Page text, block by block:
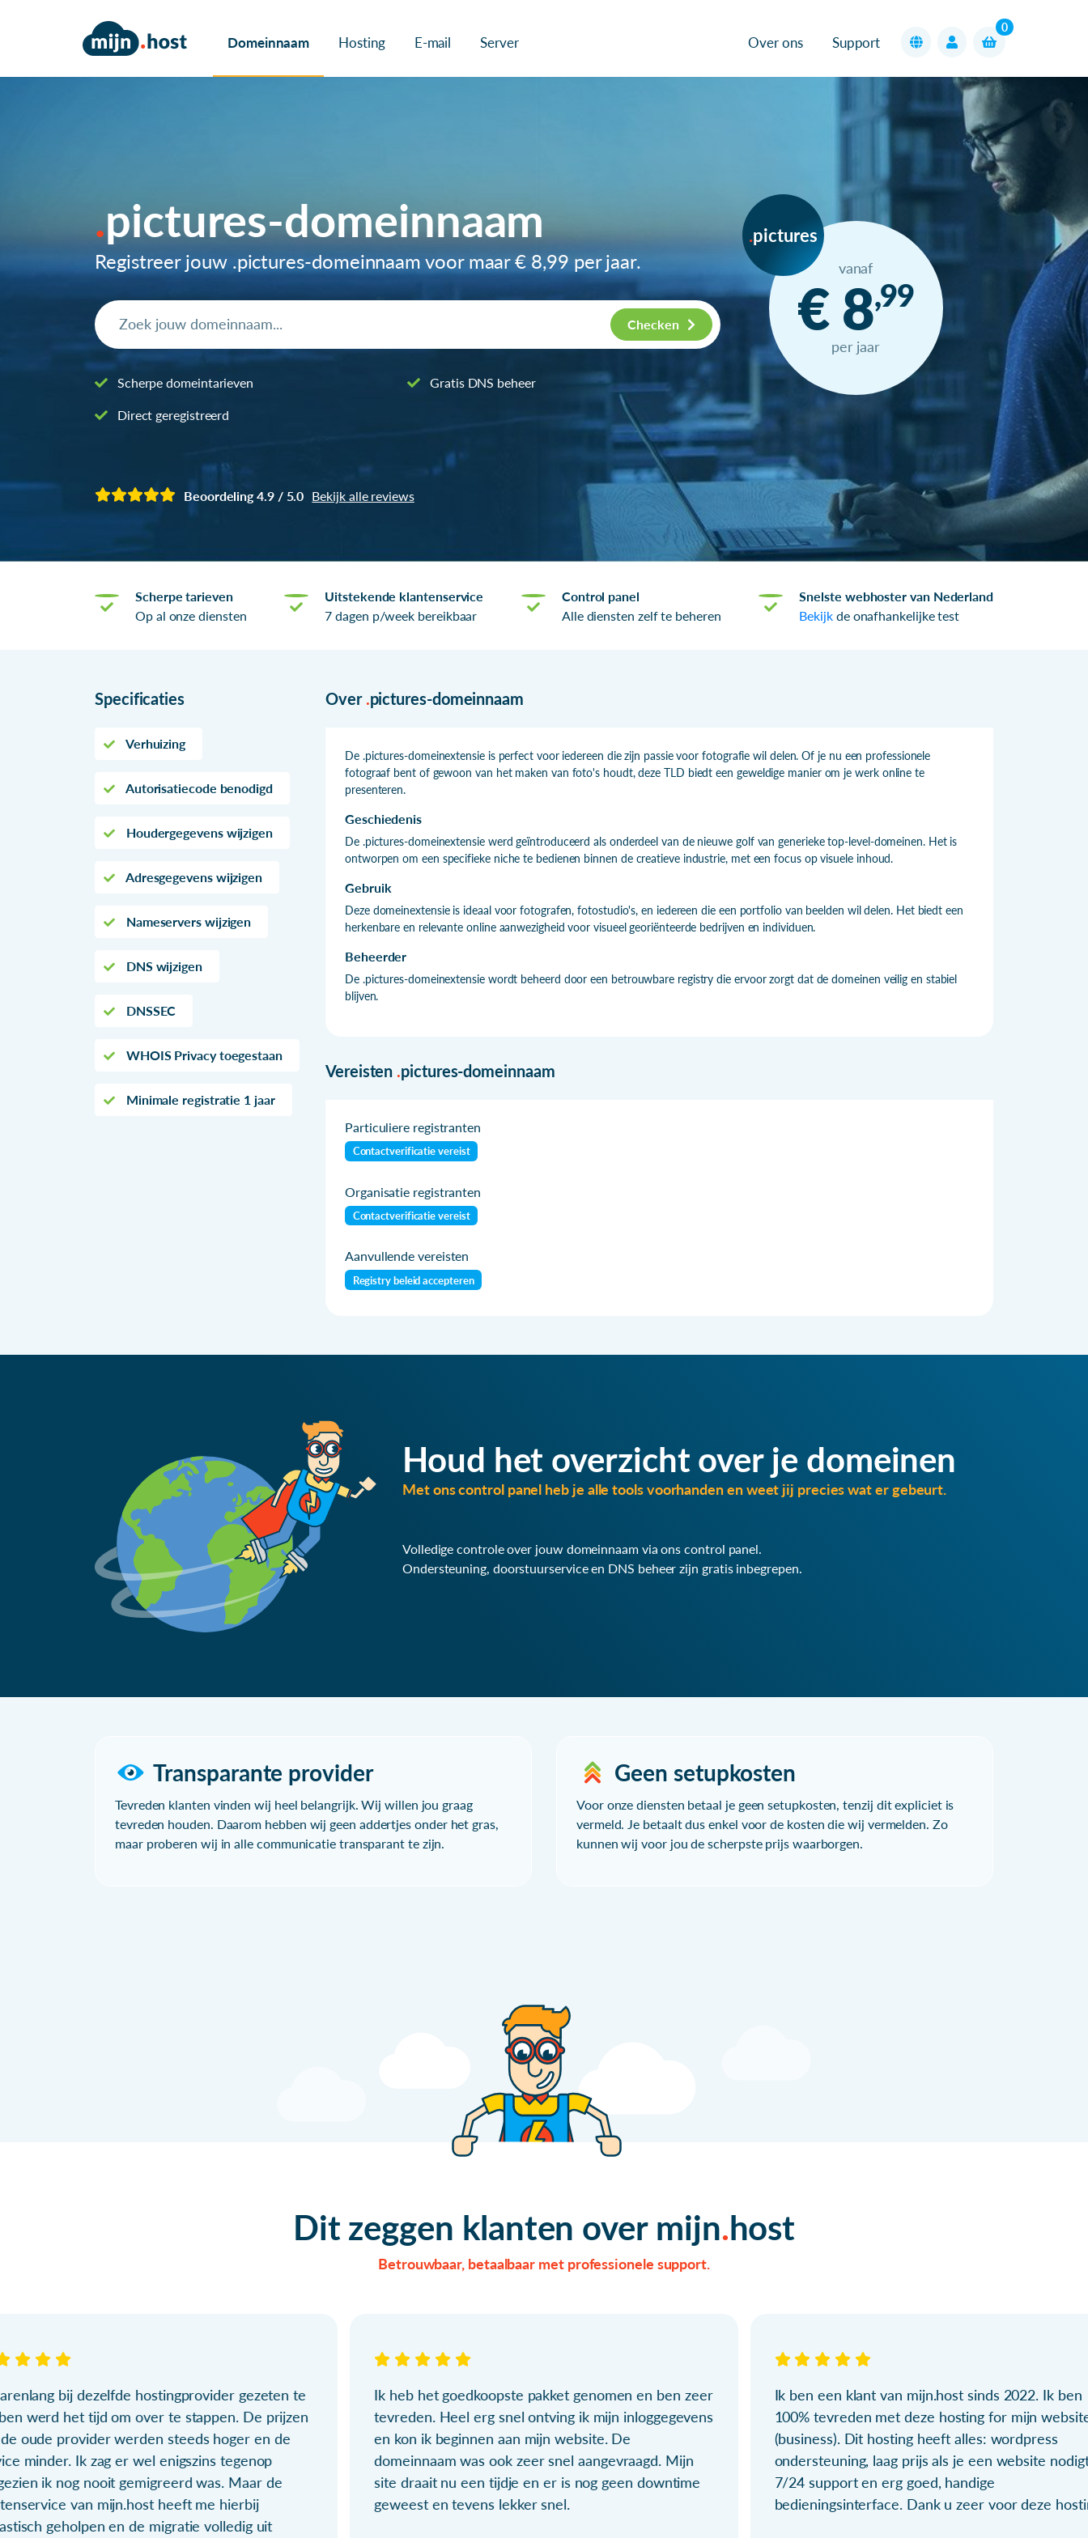
Domeinnaam Hosting E-mail Server Over ons Support
0
pictures-domeinnaam
Registreer jouw .pictures-domeinnaam voor maar€ 8,99 per jaar.
Checken
Scherpe domeintarieven
Direct geregistreerd
Gratis DNS beheer
pictures
vanaf
€ 8,99
per jaar
Beoordeling 4.9 / 5.0 Bekijk alle reviews
Scherpe tarieven
Op al onze diensten
Uitstekende klantenservice
7 dagen p/week bereikbaar
Control panel
Alle diensten zelf te beheren
Snelste webhoster van Nederland
Bekijkde onafhankelijke test
Specificaties
Verhuizing
Autorisatiecode benodigd
Houdergegevens wijzigen
Adresgegevens wijzigen
Nameservers wijzigen
DNS wijzigen
DNSSEC
WHOIS Privacy toegestaan
Minimale registratie 1 jaar
Over .pictures-domeinnaam
De .pictures-domeinextensie is perfect voor iedereen die zijn passie voor fotografie wil delen. Of je nu een professionele
fotograaf bent of gewoon van het maken van foto's houdt, deze TLD biedt een geweldige manier om je werk online te
presenteren.
Geschiedenis
De .pictures-domeinextensie werd geïntroduceerd als onderdeel van de nieuwe golf van generieke top-level-domeinen. Het is
ontworpen om een specifieke niche te bedienen binnen de creatieve industrie, met een focus op visuele inhoud.
Gebruik
Deze domeinextensie is ideaal voor fotografen, fotostudio's, en iedereen die een portfolio van beelden wil delen. Het biedt een
herkenbare en relevante online aanwezigheid voor visueel georiënteerde bedrijven en individuen.
Beheerder
De .pictures-domeinextensie wordt beheerd door een betrouwbare registry die ervoor zorgt dat de domeinen veilig en stabiel
blijven.
Vereisten .pictures-domeinnaam
Particuliere registranten
Contactverificatie vereist
Organisatie registranten
Contactverificatie vereist
Aanvullende vereisten
Registry beleid accepteren
Houd het overzicht over je domeinen
Met ons control panel heb je alle tools voorhanden en weet jij precies wat er gebeurt.
Volledige controle over jouw domeinnaam via ons control panel.
Ondersteuning, doorstuurservice en DNS beheer zijn gratis inbegrepen.
Transparante provider
Tevreden klanten vinden wij heel belangrijk. Wij willen jou graag
tevreden houden. Daarom hebben wij geen addertjes onder het gras,
maar proberen wij in alle communicatie transparant te zijn.
Geen setupkosten
Voor onze diensten betaal je geen setupkosten, tenzij dit expliciet is
vermeld. Je betaalt dus enkel voor de kosten die wij vermelden. Zo
kunnen wij voor jou de scherpste prijs waarborgen.
Dit zeggen klanten over mijn host
Betrouwbaar, betaalbaar met professionele support.
bij dezelfde hostingprovider gezeten te
werd het tijd om over te stappen. De prijzen
oude provider werden steeds hoger en de
minder. Ik zag er wel enigszins tegenop
ik nog nooit gemigreerd was. Maar de
van mijn.host heeft me hierbij
geholpen en de migratie volledig uit
Ik heb het goedkoopste pakket genomen en ben zeer
tevreden. Heel erg snel ontving ik mijn inloggegevens
en kon ik beginnen aan mijn website. De
domeinnaam was ook zeer snel aangevraagd. Mijn
site draait nu een tijdje en er is nog geen downtime
geweest en tevens lekker snel.
Ik ben een klant van mijn.host sinds 2022. Ik ben
100% tevreden met deze hosting for mijn
(business). Dit hosting heeft alles: wordpress
ondersteuning, laag prijs als je een website
7/24 support en erg goed, handige
bedieningsinterface. Dank u zeer voor deze